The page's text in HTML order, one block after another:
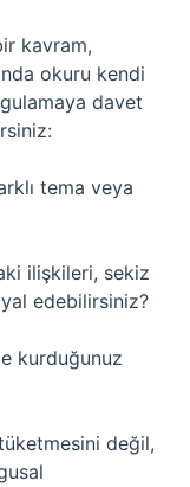
kavram,
okuru kendi
davet
tema veya
ilişkileri, sekiz
edebilirsiniz?
kurduğunuz
değil,